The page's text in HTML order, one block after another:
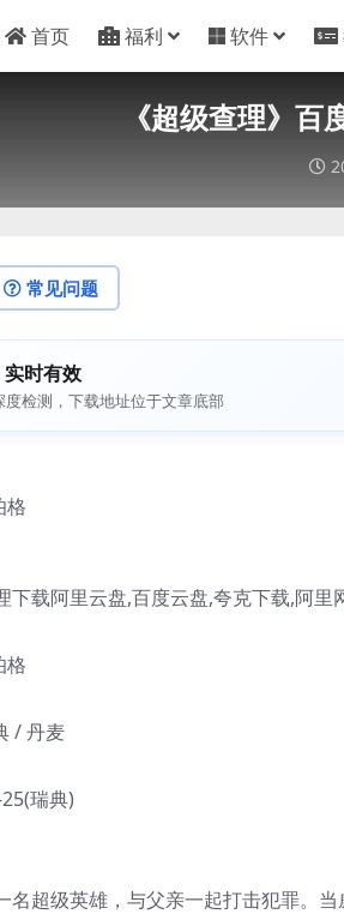
首页 福利 软件
《超级查理》
常见问题
实时有效
度检测，下载地址位于文章底部
格
下载阿里云盘,百度云盘,夸克下载,阿
格
/ 丹麦
瑞典)
名超级英雄，与父亲一起打击犯罪。